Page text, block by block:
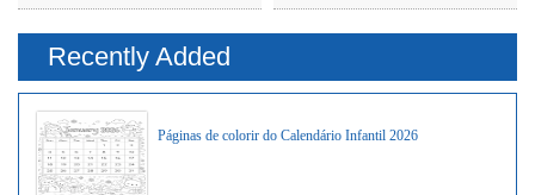
Recently Added
Páginas de colorir do Calendário Infantil 2026